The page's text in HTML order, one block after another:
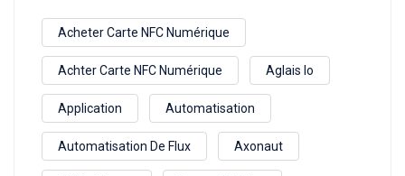
Acheter Carte NFC Numérique
Achter Carte NFC Numérique Aglais Io
Application Automatisation
Automatisation De Flux Axonaut